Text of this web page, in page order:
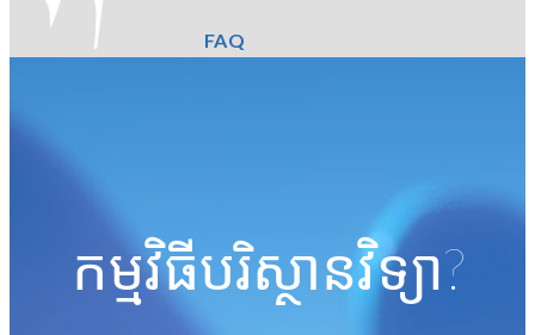
FAQ
កម្មវិធីបរិស្ថានវិទ្យា?